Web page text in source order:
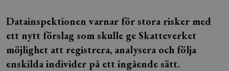
Datainspektionen varnar för stora risker med
ett nytt förslag som skulle ge Skatteverket
möjlighet att registrera, analysera och följa
enskilda individer på ett ingående sätt.